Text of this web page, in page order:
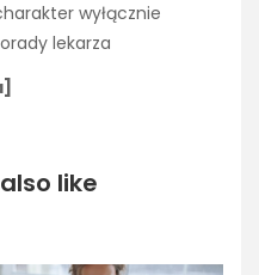
wyłącznie
lekarza
like